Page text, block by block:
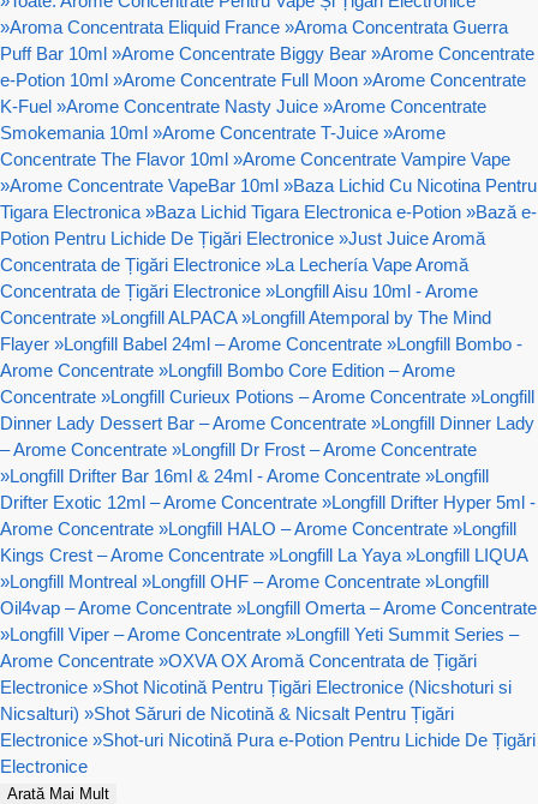
»Aroma Concentrata Eliquid France »Aroma Concentrata Guerra
Puff Bar 10ml »Arome Concentrate Biggy Bear »Arome Concentrate
e-Potion 10ml »Arome Concentrate Full Moon »Arome Concentrate
K-Fuel »Arome Concentrate Nasty Juice »Arome Concentrate
Smokemania 10ml »Arome Concentrate T-Juice »Arome
Concentrate The Flavor 10ml »Arome Concentrate Vampire Vape
»Arome Concentrate VapeBar 10ml »Baza Lichid Cu Nicotina Pentru
Tigara Electronica »Baza Lichid Tigara Electronica e-Potion »Bază e-
Potion Pentru Lichide De Țigări Electronice »Just Juice Aromă
Concentrata de Țigări Electronice »La Lechería Vape Aromă
Concentrata de Țigări Electronice »Longfill Aisu 10ml - Arome
Concentrate »Longfill ALPACA »Longfill Atemporal by The Mind
Flayer »Longfill Babel 24ml – Arome Concentrate »Longfill Bombo -
Arome Concentrate »Longfill Bombo Core Edition – Arome
Concentrate »Longfill Curieux Potions – Arome Concentrate »Longfill
Dinner Lady Dessert Bar – Arome Concentrate »Longfill Dinner Lady
– Arome Concentrate »Longfill Dr Frost – Arome Concentrate
»Longfill Drifter Bar 16ml & 24ml - Arome Concentrate »Longfill
Drifter Exotic 12ml – Arome Concentrate »Longfill Drifter Hyper 5ml -
Arome Concentrate »Longfill HALO – Arome Concentrate »Longfill
Kings Crest – Arome Concentrate »Longfill La Yaya »Longfill LIQUA
»Longfill Montreal »Longfill OHF – Arome Concentrate »Longfill
Oil4vap – Arome Concentrate »Longfill Omerta – Arome Concentrate
»Longfill Viper – Arome Concentrate »Longfill Yeti Summit Series –
Arome Concentrate »OXVA OX Aromă Concentrata de Țigări
Electronice »Shot Nicotină Pentru Țigări Electronice (Nicshoturi si
Nicsalturi) »Shot Săruri de Nicotină & Nicsalt Pentru Țigări
Electronice »Shot-uri Nicotină Pura e-Potion Pentru Lichide De Țigări
Electronice
Arată Mai Mult